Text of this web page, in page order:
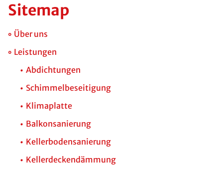
Sitemap
Über uns
Leistungen
Abdichtungen
Schimmelbeseitigung
Klimaplatte
Balkonsanierung
Kellerbodensanierung
Kellerdeckendämmung